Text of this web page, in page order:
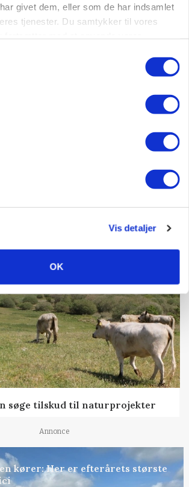
givet dem, eller som de har indsamlet
tjenester. Du samtykker til vores
Vis detaljer
OK
Landbrugsdebattør og
søge tilskud til naturprojekter
Annonce
kører: Her er efterårets største